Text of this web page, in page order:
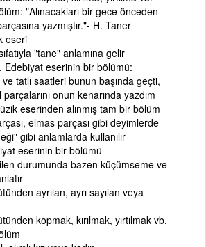
"Alınacakları bir gece önceden
yazmıştır."- H. Taner
eseri
"tane" anlamına gelir
Edebiyat eserinin bir bölümü:
ve tatlı saatleri bunun başında geçti,
onun kenarında yazdım
eserinden alınmış tam bir bölüm
elmas parçası gibi deyimlerde
gibi anlamlarda kullanılır
eserinin bir bölümü
durumunda bazen küçümseme ve
ayrılan, ayrı sayılan veya
kopmak, kırılmak, yırtılmak vb.